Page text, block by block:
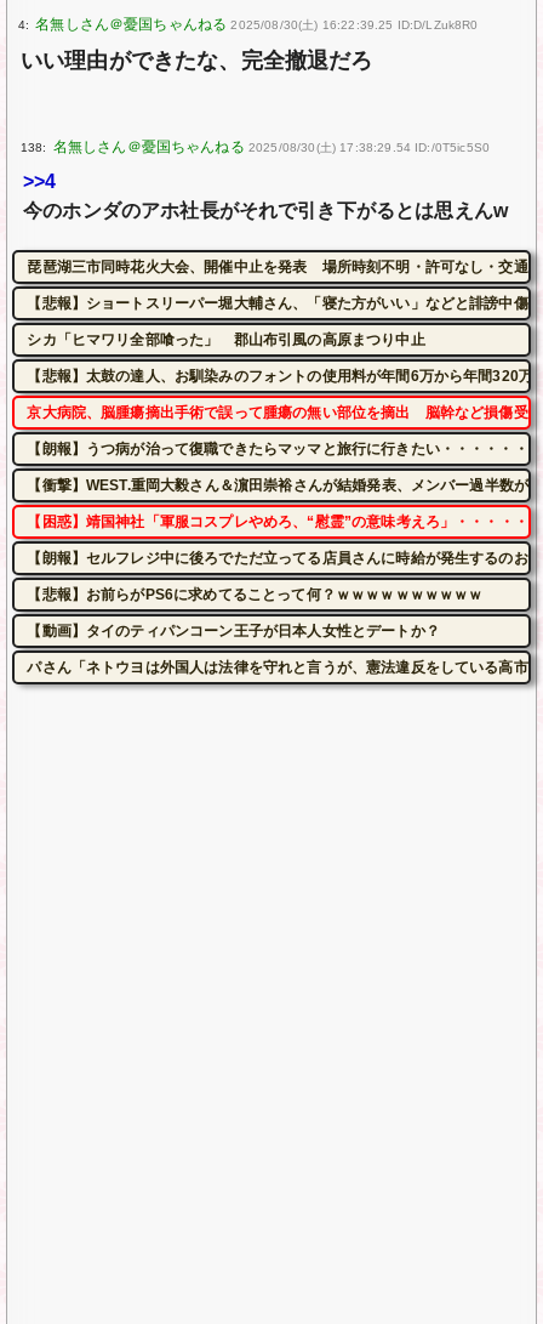
4: 2025/08/30(土) 16:22:39.25 ID:D/LZuk8R0
いい理由ができたな、完全撤退だろ
138: 2025/08/30(土) 17:38:29.54 ID:/0T5ic5S0
>>4
今のホンダのアホ社長がそれで引き下がるとは思えんw
琵琶湖三市同時花火大会、開催中止を発表 場所時刻不明・許可なし・交通
【悲報】ショートスリーパー堀大輔さん、「寝た方がいい」などと誹謗中傷
シカ「ヒマワリ全部喰った」 郡山布引風の高原まつり中止
【悲報】太鼓の達人、お馴染みのフォントの使用料が年間6万から年間320万
京大病院、脳腫瘍摘出手術で誤って腫瘍の無い部位を摘出 脳幹など損傷受
【朗報】うつ病が治って復職できたらマッマと旅行に行きたい・・・・・・
【衝撃】WEST.重岡大毅さん＆濵田崇裕さんが結婚発表、メンバー過半数が
【困惑】靖国神社「軍服コスプレやめろ、“慰霊”の意味考えろ」・・・・・
【朗報】セルフレジ中に後ろでただ立ってる店員さんに時給が発生するの
【悲報】お前らがPS6に求めてることって何？ｗｗｗｗｗｗｗｗｗｗ
【動画】タイのティパンコーン王子が日本人女性とデートか？
パさん「ネトウヨは外国人は法律を守れと言うが、憲法違反をしている高市